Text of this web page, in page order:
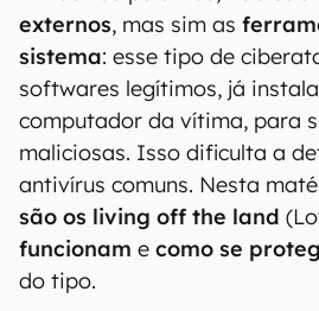
externos, mas sim as
sistema: esse tipo de
softwares legítimos, já
computador da vítima, para
maliciosas. Isso dificulta a
antivírus comuns. Nesta
são os living off the land
funcionam e como se
do tipo.